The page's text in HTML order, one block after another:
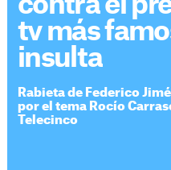
tv más
insulta
Rabieta de Federico
por el tema Rocío
Telecinco